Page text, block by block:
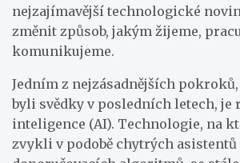
nejzajímavější technologické
změnit způsob, jakým žijeme,
komunikujeme.
Jedním z nejzásadnějších
byli svědky v posledních letech, je
inteligence (AI). Technologie, na
zvykli v podobě chytrých asistentů